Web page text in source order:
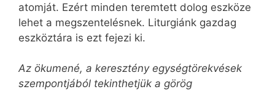
atomját. Ezért minden teremtett dolog eszköze
lehet a megszentelésnek. Liturgiánk gazdag
eszköztára is ezt fejezi ki.
Az ökumené, a keresztény egységtörekvések
szempontjából tekinthetjük a görög